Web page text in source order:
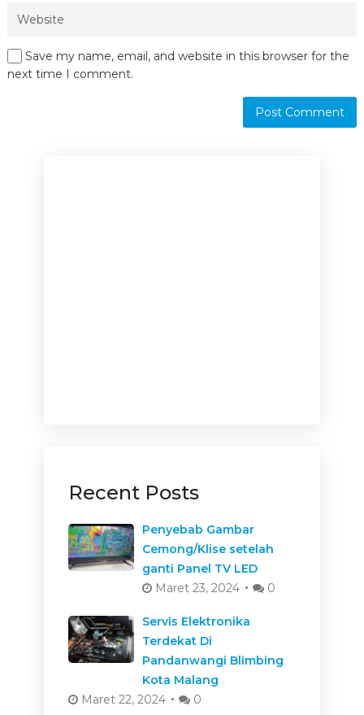
Save my name, email, and website in this browser for the
next time I comment.
Recent Posts
Penyebab Gambar
Cemong/Klise setelah
ganti Panel TV LED
Maret 23, 2024
0
Servis Elektronika
Terdekat Di
Pandanwangi Blimbing
Kota Malang
Maret 22, 2024
0